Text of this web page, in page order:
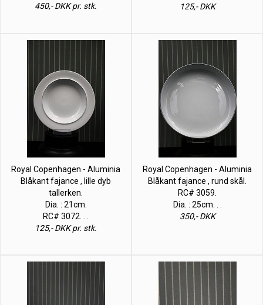
450,- DKK pr. stk.
125,- DKK
Royal Copenhagen - Aluminia
Blåkant fajance , lille dyb
tallerken.
Dia. : 21cm.
RC# 3072. . .
125,- DKK pr. stk.
Royal Copenhagen - Aluminia
Blåkant fajance , rund skål.
RC# 3059.
Dia. : 25cm. . .
350,- DKK